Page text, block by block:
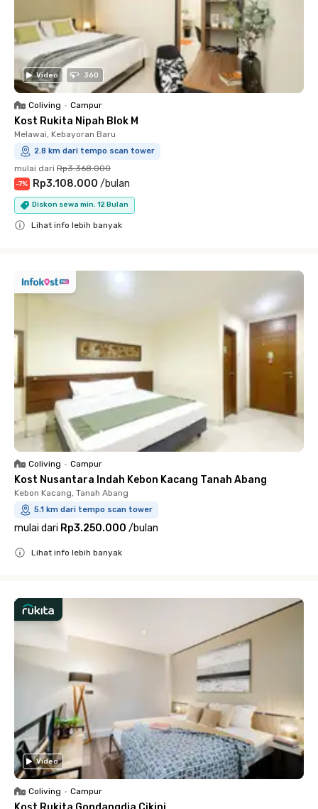
Video 360
Coliving • Campur
Kost Rukita Nipah Blok M
Melawai, Kebayoran Baru
2.8 km dari tempo scan tower
mulai dari Rp3.368.000
-7% Rp3.108.000 /bulan
Diskon sewa min. 12 Bulan
Lihat info lebih banyak
Coliving • Campur
Kost Nusantara Indah Kebon Kacang Tanah Abang
Kebon Kacang, Tanah Abang
5.1 km dari tempo scan tower
mulai dari Rp3.250.000 /bulan
Lihat info lebih banyak
Video
Coliving • Campur